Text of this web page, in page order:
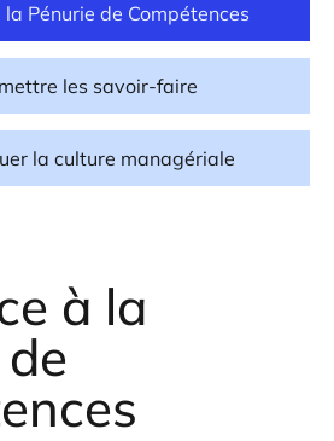
Pénurie de Compétences
les savoir-faire
la culture managériale
à la